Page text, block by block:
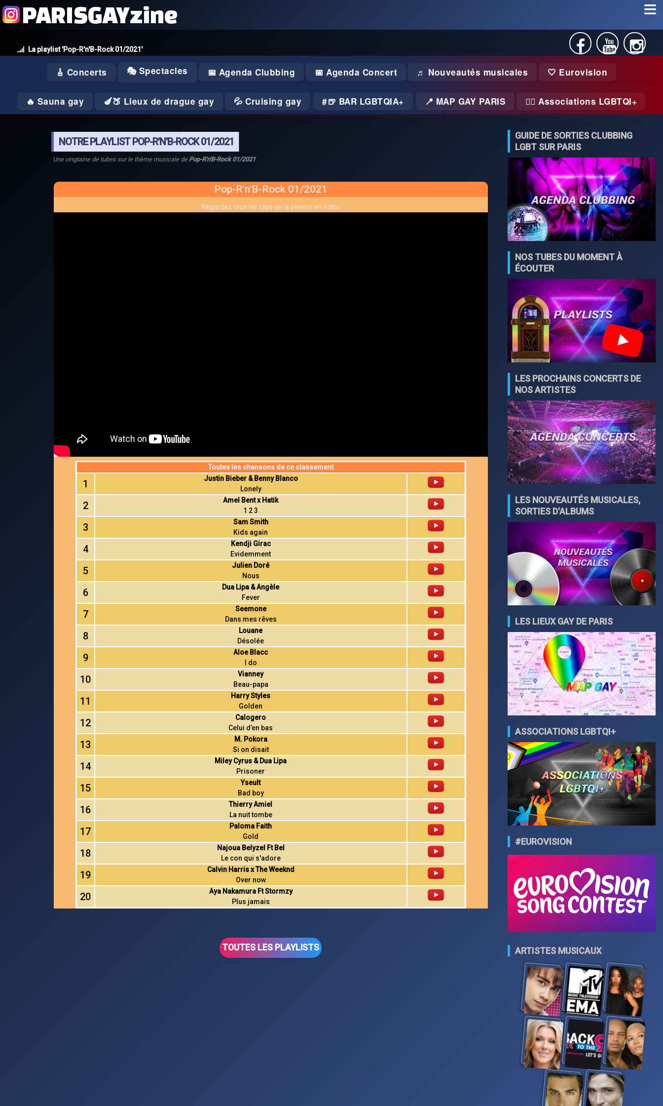
La playlist 'Pop-R'n'B-Rock 01/2021'
PARISGAYzine
🎸 Concerts 🎭 Spectacles 📅 Agenda Clubbing 📅 Agenda Concert ♬ Nouveautés musicales 🤍 Eurovision
🔥 Sauna gay 🍆🍑 Lieux de drague gay 💦 Cruising gay 🍺 BAR LGBTQIA+ 📍 MAP GAY PARIS 🏃‍♂️ Associations LGBTQI+
NOTRE PLAYLIST POP-R'N'B-ROCK 01/2021
Une vingtaine de tubes sur le thème musicale de Pop-R'n'B-Rock 01/2021
Pop-R'n'B-Rock 01/2021
Regardez tous les clips de la playlist en vidéo
Toutes les chansons de ce classement
1
Justin Bieber & Benny Blanco
Lonely
2
Amel Bent x Hatik
1 2 3
3
Sam Smith
Kids again
4
Kendji Girac
Evidemment
5
Julien Doré
Nous
6
Dua Lipa & Angèle
Fever
7
Seemone
Dans mes rêves
8
Louane
Désolée
9
Aloe Blacc
I do
10
Vianney
Beau-papa
11
Harry Styles
Golden
12
Calogero
Celui d’en bas
13
M. Pokora
Si on disait
14
Miley Cyrus & Dua Lipa
Prisoner
15
Yseult
Bad boy
16
Thierry Amiel
La nuit tombe
17
Paloma Faith
Gold
18
Najoua Belyzel Ft Bel
Le con qui s'adore
19
Calvin Harris x The Weeknd
Over now
20
Aya Nakamura Ft Stormzy
Plus jamais
TOUTES LES PLAYLISTS
GUIDE DE SORTIES CLUBBING
LGBT SUR PARIS
NOS TUBES DU MOMENT À
ÉCOUTER
LES PROCHAINS CONCERTS DE
NOS ARTISTES
LES NOUVEAUTÉS MUSICALES,
SORTIES D'ALBUMS
LES LIEUX GAY DE PARIS
ASSOCIATIONS LGBTQI+
#EUROVISION
ARTISTES MUSICAUX